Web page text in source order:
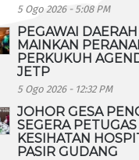
5 Ogo 2026 - 5:08 PM
PEGAWAI DAERAH
MAINKAN
PERKUKUH
JETP
5 Ogo 2026 - 12:32 PM
JOHOR GESA
SEGERA PETUGAS
KESIHATAN
PASIR GUDANG